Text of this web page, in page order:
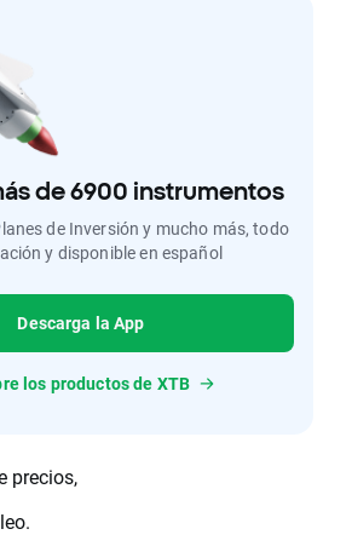
de 6900 instrumentos
de Inversión y mucho más, todo
y disponible en español
Descarga la App
los productos de XTB
precios,